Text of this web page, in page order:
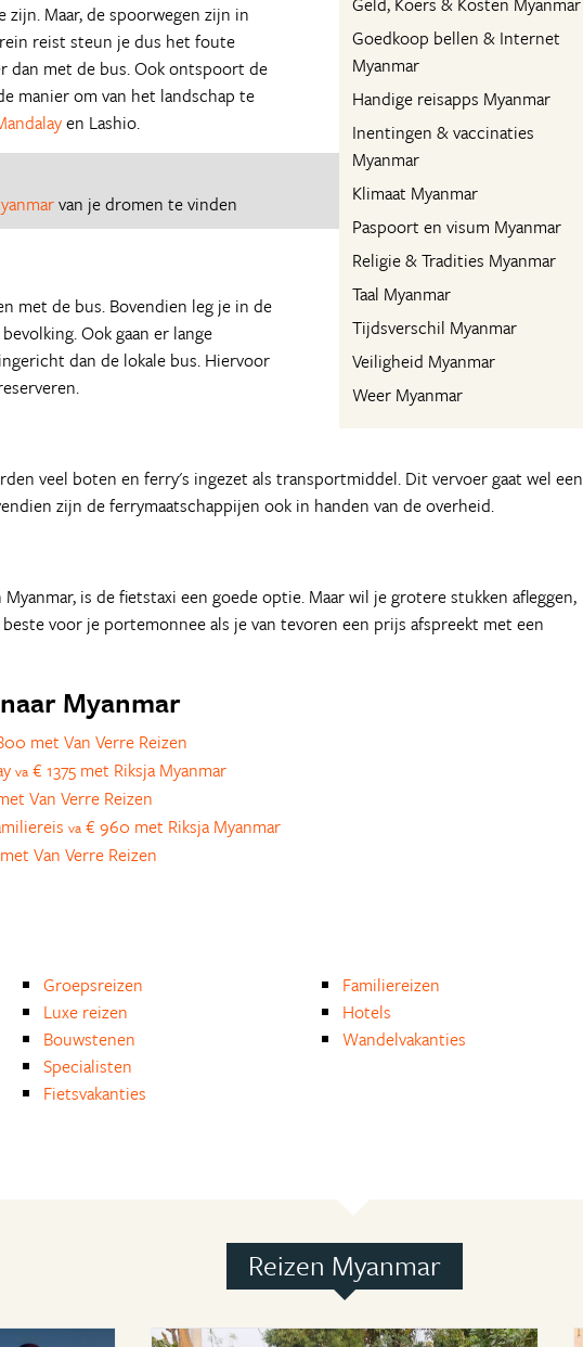
Goedkoop bellen & Internet
Myanmar
Handige reisapps Myanmar
Inentingen & vaccinaties
Myanmar
Klimaat Myanmar
Paspoort en visum Myanmar
Religie & Tradities Myanmar
Taal Myanmar
Tijdsverschil Myanmar
Veiligheid Myanmar
Weer Myanmar
Maar, de spoorwegen zijn in
reist steun je dus het foute
dan met de bus. Ook ontspoort de
manier om van het landschap te
en Lashio.
van je dromen te vinden
met de bus. Bovendien leg je in de
Ook gaan er lange
dan de lokale bus. Hiervoor
veel boten en ferry's ingezet als transportmiddel. Dit vervoer gaat wel een
zijn de ferrymaatschappijen ook in handen van de overheid.
is de fietstaxi een goede optie. Maar wil je grotere stukken afleggen,
voor je portemonnee als je van tevoren een prijs afspreekt met een
Myanmar
met Van Verre Reizen
va € 1375 met Riksja Myanmar
Van Verre Reizen
va € 960 met Riksja Myanmar
Van Verre Reizen
Groepsreizen
Luxe reizen
Bouwstenen
Specialisten
Fietsvakanties
Familiereizen
Hotels
Wandelvakanties
Reizen Myanmar